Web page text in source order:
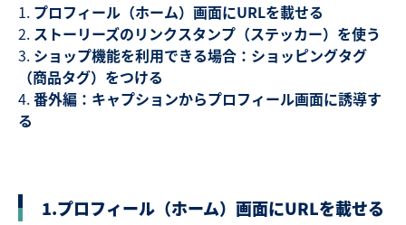
プロフィール（ホーム）画面にURLを載せる
ストーリーズのリンクスタンプ（ステッカー）を使う
ショップ機能を利用できる場合：ショッピングタグ
（商品タグ）をつける
番外編：キャプションからプロフィール画面に誘導す
る
1.プロフィール（ホーム）画面にURLを載せる